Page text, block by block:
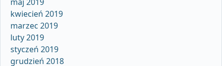
kwiecień 2019
marzec 2019
luty 2019
styczeń 2019
grudzień 2018